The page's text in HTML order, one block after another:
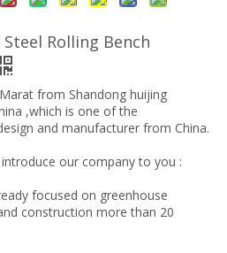
Rolling Bench
from Shandong huijing
,which is one of the
and manufacturer from China.
our company to you :
focused on greenhouse
construction more than 20